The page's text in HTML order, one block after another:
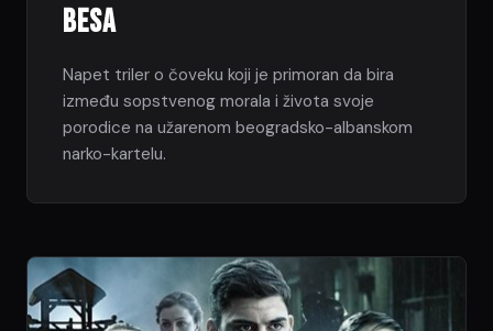
Besa
Napet triler o čoveku koji je primoran da bira
između sopstvenog morala i života svoje
porodice na užarenom beogradsko-albanskom
narko-kartelu.